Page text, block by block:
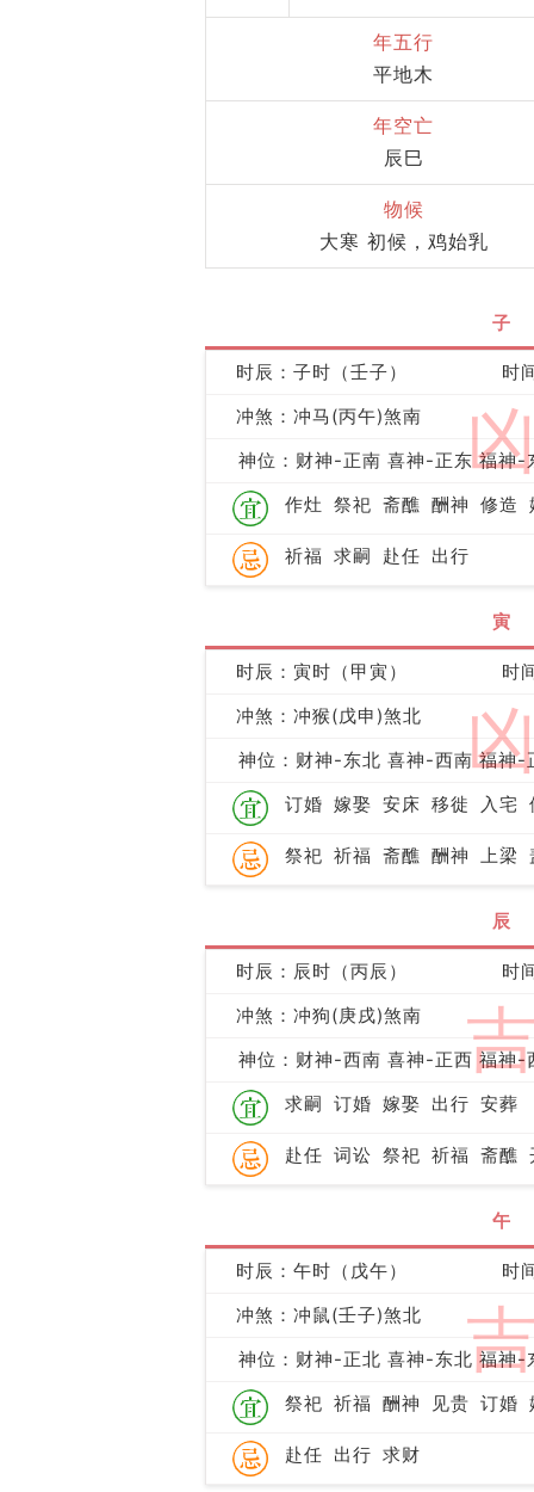
年五行
平地木
年空亡
辰巳
物候
大寒 初候，鸡始乳
子
时辰：子时（壬子）
时
冲煞：冲马(丙午)煞南
神位：财神-正南 喜神-正东 福神-
作灶 祭祀 斋醮 酬神 修造
祈福 求嗣 赴任 出行
寅
时辰：寅时（甲寅）
时
冲煞：冲猴(戊申)煞北
神位：财神-东北 喜神-西南 福神-
订婚 嫁娶 安床 移徙 入宅
祭祀 祈福 斋醮 酬神 上梁
辰
时辰：辰时（丙辰）
时
冲煞：冲狗(庚戌)煞南
神位：财神-西南 喜神-正西 福神-
求嗣 订婚 嫁娶 出行 安葬
赴任 词讼 祭祀 祈福 斋醮
午
时辰：午时（戊午）
时
冲煞：冲鼠(壬子)煞北
神位：财神-正北 喜神-东北 福神-
祭祀 祈福 酬神 见贵 订婚
赴任 出行 求财